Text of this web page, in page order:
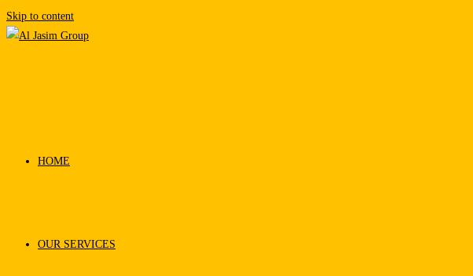
Skip to content
HOME
OUR SERVICES